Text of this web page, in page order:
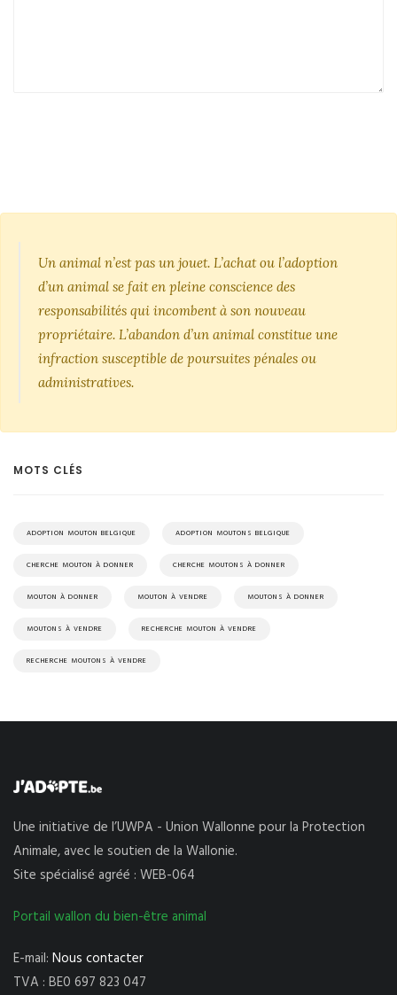
Un animal n’est pas un jouet. L’achat ou l’adoption
d’un animal se fait en pleine conscience des
responsabilités qui incombent à son nouveau
propriétaire. L’abandon d’un animal constitue une
infraction susceptible de poursuites pénales ou
administratives.
MOTS CLÉS
ADOPTION MOUTON BELGIQUE ADOPTION MOUTONS BELGIQUE
CHERCHE MOUTON À DONNER CHERCHE MOUTONS À DONNER
MOUTON À DONNER MOUTON À VENDRE MOUTONS À DONNER
MOUTONS À VENDRE RECHERCHE MOUTON À VENDRE
RECHERCHE MOUTONS À VENDRE
Une initiative de l’UWPA - Union Wallonne pour la Protection
Animale, avec le soutien de la Wallonie.
Site spécialisé agréé : WEB-064
Portail wallon du bien-être animal
E-mail: Nous contacter
TVA : BE0 697 823 047